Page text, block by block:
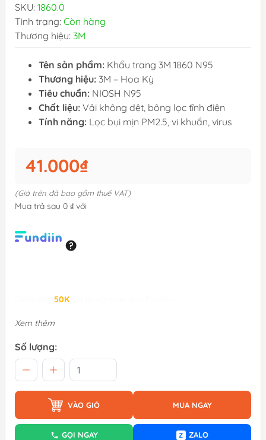
SKU: 1860.0
Tình trạng: Còn hàng
Thương hiệu: 3M
Tên sản phẩm: Khẩu trang 3M 1860 N95
Thương hiệu: 3M – Hoa Kỳ
Tiêu chuẩn: NIOSH N95
Chất liệu: Vải không dệt, bông lọc tĩnh điện
Tính năng: Lọc bụi mịn PM2.5, vi khuẩn, virus
41.000₫
(Giá trên đã bao gồm thuế VAT)
Mua trả sau 0 ₫ với
50K
Xem thêm
Số lượng:
VÀO GIỎ MUA NGAY
GỌI NGAY Z ZALO